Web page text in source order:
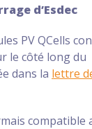
d’Esdec
PV QCells
le côté long du
dans la lettre
compatible